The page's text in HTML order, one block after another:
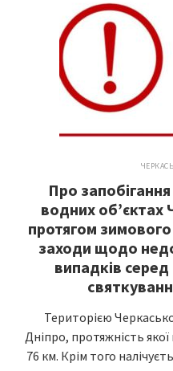
Про
водних об’єктах
протягом
заходи щодо
випадків серед
Територією
Дніпро, протяжність
76 км. Крім того